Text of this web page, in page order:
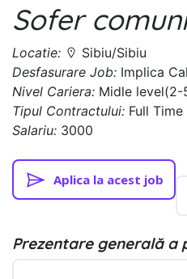
Sofer
Locatie:
Sibiu/Sibiu
Desfasurare Job: Implica
Nivel Cariera: Midle level(2-
Tipul Contractului: Full Time
Salariu: 3000
Aplica la acest job
Prezentare generală a